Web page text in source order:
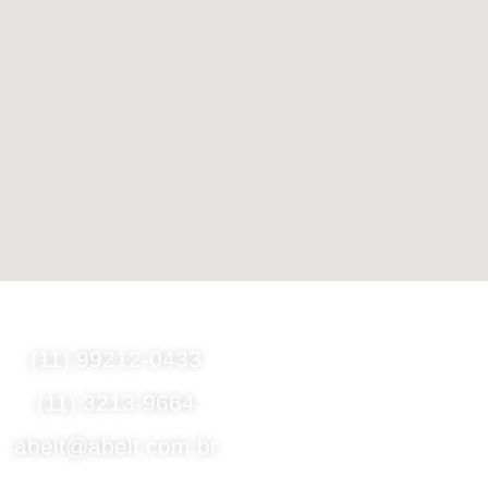
(11) 3213-9664
abelt@abelt.com.br